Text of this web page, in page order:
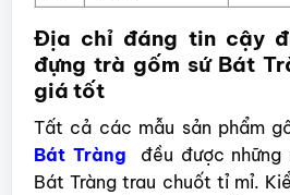
Địa chỉ đáng tin cậy
đựng trà gốm sứ Bát
giá tốt
Tất cả các mẫu sản phẩm
Bát Tràng
đều được
Bát Tràng trau chuốt tỉ mỉ.